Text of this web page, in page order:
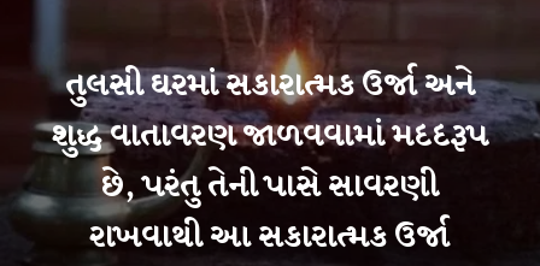
તુલસી ઘરમાં સકારાત્મક ઉર્જા અને
શુદ્ધ વાતાવરણ જાળવવામાં મદદરૂપ
છે, પરંતુ તેની પાસે સાવરણી
રાખવાથી આ સકારાત્મક ઉર્જા